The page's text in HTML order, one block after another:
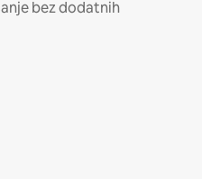
bez dodatnih